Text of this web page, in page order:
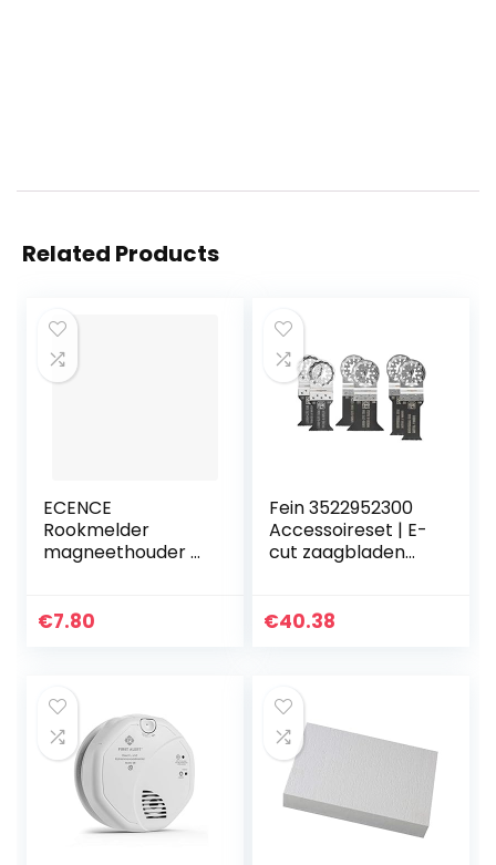
Related Products
ECENCE
Rookmelder
magneethouder 3
voor rookmelder Ø
€7.80
Fein 3522952300
Accessoireset | E-
cut zaagbladen
StarLock
€40.38